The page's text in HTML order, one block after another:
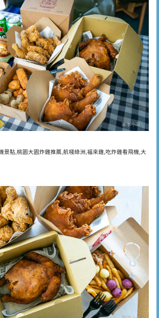
景點,桃園大園炸雞推薦,航棧綠洲,福來雞,吃炸雞看飛機,大